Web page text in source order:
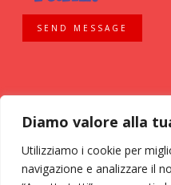
Diamo valore alla
Utilizziamo i cookie per
navigazione e analizzare il
SEND MESSAGE